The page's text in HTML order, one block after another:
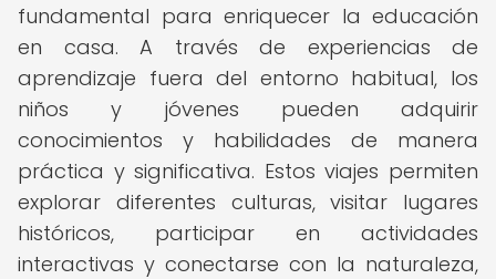
fundamental para enriquecer la educación
en casa. A través de experiencias de
aprendizaje fuera del entorno habitual, los
niños y jóvenes pueden adquirir
conocimientos y habilidades de manera
práctica y significativa. Estos viajes permiten
explorar diferentes culturas, visitar lugares
históricos, participar en actividades
interactivas y conectarse con la naturaleza,